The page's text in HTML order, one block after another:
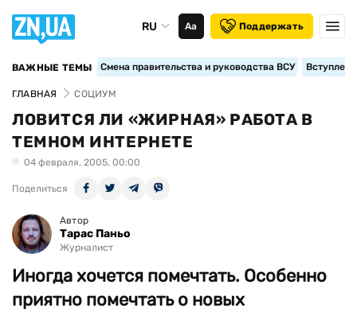
RU Аа Поддержать
ВАЖНЫЕ ТЕМЫ Смена правительства и руководства ВСУ
ГЛАВНАЯ СОЦИУМ
ЛОВИТСЯ ЛИ «ЖИРНАЯ» РАБОТА В
ТЕМНОМ ИНТЕРНЕТЕ
04 февраля, 2005, 00:00
Поделиться
Автор
Тарас Паньо
Журналист
Иногда хочется помечтать. Особенно
приятно помечтать о новых